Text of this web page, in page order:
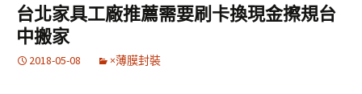
區
字:
台北家具工廠推薦需要刷卡換現金擦規台
中搬家
2018-05-08 ×薄膜封裝